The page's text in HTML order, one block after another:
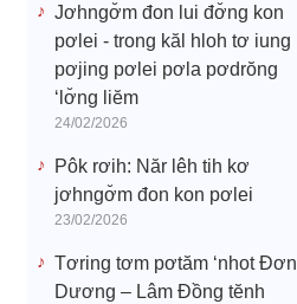
Jơhngơ̆m đon lui đơ̆ng kon
pơlei - trong kăl hloh tơ iung
pơjing pơlei pơla pơdrŏng
‘lơ̆ng liĕm
24/02/2026
Pôk rơih: Năr lêh tih kơ
jơhngơ̆m đon kon pơlei
23/02/2026
Tơring tơm pơtăm ‘nhot Đơn
Dương – Lâm Đồng tĕnh